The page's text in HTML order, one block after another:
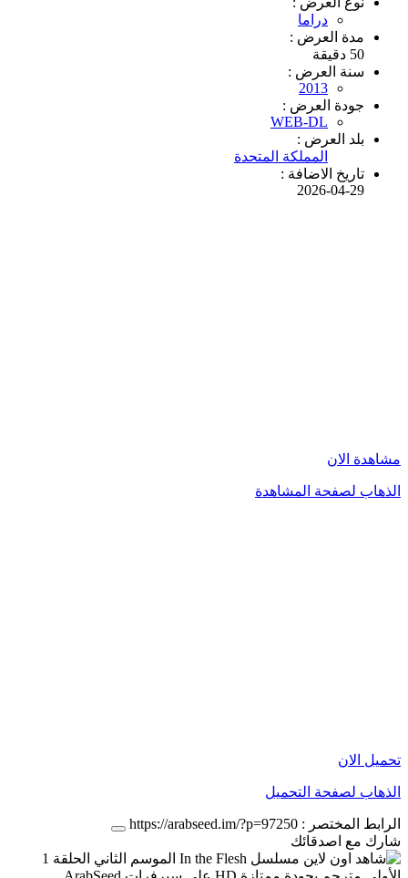
دراما
مدة العرض :
50 دقيقة
سنة العرض :
2013
جودة العرض :
WEB-DL
بلد العرض :
المملكة المتحدة
تاريخ الاضافة :
2026-04-29
مشاهدة الان
الذهاب لصفحة المشاهدة
تحميل الان
الذهاب لصفحة التحميل
الرابط المختصر : https://arabseed.im/?p=97250
شارك مع اصدقائك